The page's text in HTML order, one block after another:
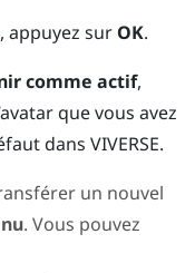
appuyez sur OK.
comme actif,
que vous avez
dans VIVERSE.
un nouvel
. Vous pouvez